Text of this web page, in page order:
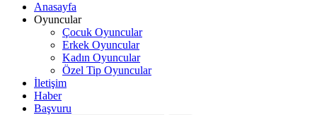
Anasayfa
Oyuncular
Çocuk Oyuncular
Erkek Oyuncular
Kadın Oyuncular
Özel Tip Oyuncular
İletişim
Haber
Başvuru